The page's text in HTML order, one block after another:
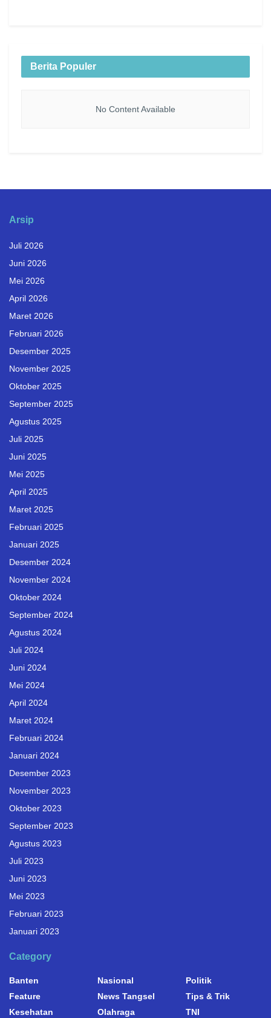
Berita Populer
No Content Available
Arsip
Juli 2026
Juni 2026
Mei 2026
April 2026
Maret 2026
Februari 2026
Desember 2025
November 2025
Oktober 2025
September 2025
Agustus 2025
Juli 2025
Juni 2025
Mei 2025
April 2025
Maret 2025
Februari 2025
Januari 2025
Desember 2024
November 2024
Oktober 2024
September 2024
Agustus 2024
Juli 2024
Juni 2024
Mei 2024
April 2024
Maret 2024
Februari 2024
Januari 2024
Desember 2023
November 2023
Oktober 2023
September 2023
Agustus 2023
Juli 2023
Juni 2023
Mei 2023
Februari 2023
Januari 2023
Category
Banten
Feature
Kesehatan
Nasional
News Tangsel
Olahraga
Politik
Tips & Trik
TNI